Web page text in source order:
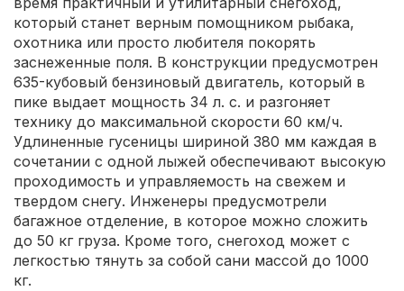
который станет верным помощником рыбака,
охотника или просто любителя покорять
заснеженные поля. В конструкции предусмотрен
635-кубовый бензиновый двигатель, который в
пике выдает мощность 34 л. с. и разгоняет
технику до максимальной скорости 60 км/ч.
Удлиненные гусеницы шириной 380 мм каждая в
сочетании с одной лыжей обеспечивают высокую
проходимость и управляемость на свежем и
твердом снегу. Инженеры предусмотрели
багажное отделение, в которое можно сложить
до 50 кг груза. Кроме того, снегоход может с
легкостью тянуть за собой сани массой до 1000
кг.